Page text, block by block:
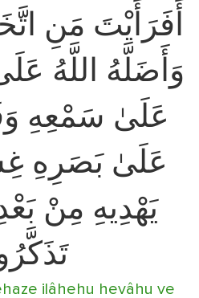
أَفَرَأَيْتَ مَنِ
وَأَضَلَّهُ اللَّهُ
عَلَىٰ سَمْعِهِ
عَلَىٰ بَصَرِهِ
يَهْدِيهِ مِنْ بَعْدِ
ilâhehu hevâhu ve